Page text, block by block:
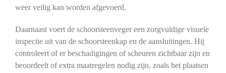
weer veilig kan worden afgevoerd.
Daarnaast voert de schoorsteenveger een zorgvuldige visuele
inspectie uit van de schoorsteenkap en de aansluitingen. Hij
controleert of er beschadigingen of scheuren zichtbaar zijn en
beoordeelt of extra maatregelen nodig zijn, zoals het plaatsen